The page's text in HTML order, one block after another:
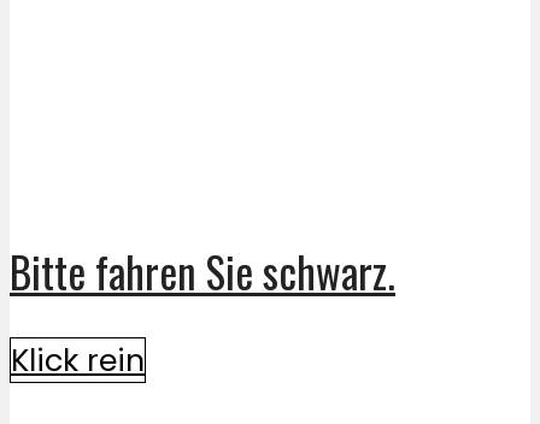
Bitte fahren Sie schwarz.
Klick rein